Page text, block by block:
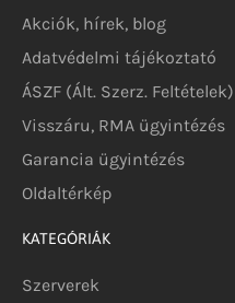
Akciók, hírek, blog
Adatvédelmi tájékoztató
ÁSZF (Ált. Szerz. Feltételek)
Visszáru, RMA ügyintézés
Garancia ügyintézés
Oldaltérkép
KATEGÓRIÁK
Szerverek